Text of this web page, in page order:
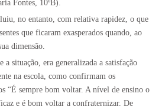
Fontes, 10ºB).
no entanto, com relativa rapidez, o que
que ficaram exasperados quando, ao
dimensão.
a situação, era generalizada a satisfação
na escola, como confirmam os
“É sempre bom voltar. A nível de ensino o
e é bom voltar a confraternizar. De